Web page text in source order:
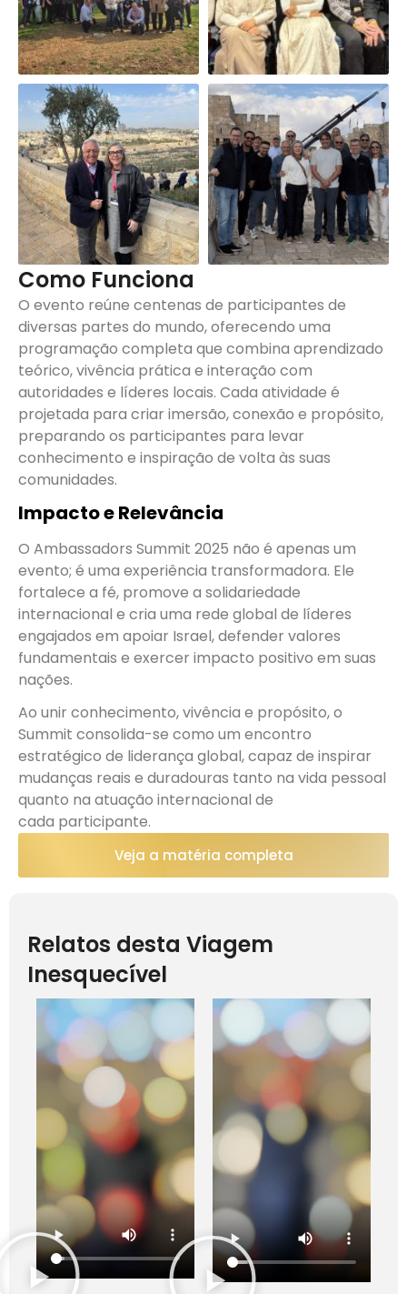
Como Funciona
O evento reúne centenas de participantes de
diversas partes do mundo, oferecendo uma
programação completa que combina aprendizado
teórico, vivência prática e interação com
autoridades e líderes locais. Cada atividade é
projetada para criar imersão, conexão e propósito,
preparando os participantes para levar
conhecimento e inspiração de volta às suas
comunidades.
Impacto e Relevância
O Ambassadors Summit 2025 não é apenas um
evento; é uma experiência transformadora. Ele
fortalece a fé, promove a solidariedade
internacional e cria uma rede global de líderes
engajados em apoiar Israel, defender valores
fundamentais e exercer impacto positivo em suas
nações.
Ao unir conhecimento, vivência e propósito, o
Summit consolida-se como um encontro
estratégico de liderança global, capaz de inspirar
mudanças reais e duradouras tanto na vida pessoal
quanto na atuação internacional de
cada participante.
Veja a matéria completa
Relatos desta Viagem
Inesquecível